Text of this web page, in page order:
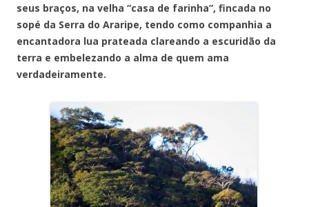
seus braços, na velha “casa de farinha”, fincada no
sopé da Serra do Araripe, tendo como companhia a
encantadora lua prateada clareando a escuridão da
terra e embelezando a alma de quem ama
verdadeiramente.